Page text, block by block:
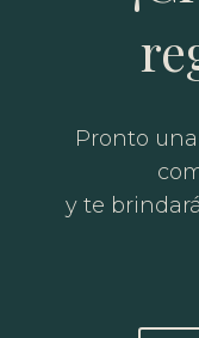
Pronto
y te